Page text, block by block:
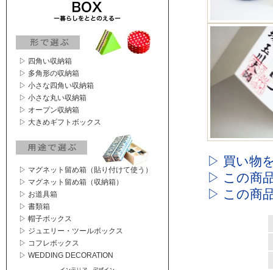
▷ 四角い収納箱
▷ 多角形の収納箱
▷ 小さな四角い収納箱
▷ 小さな丸い収納箱
▷ オープン収納箱
▷ 大きめギフトボックス
▷ マグネット留め箱（貼り付けて使う）
▷ マグネット留め箱（収納箱）
▷ お道具箱
▷ 書類箱
▷ 帽子ボックス
▷ ジュエリー・ツールボックス
▷ コフレボックス
▷ WEDDING DECORATION
▷ 買い物
▷ この商
▷ この商